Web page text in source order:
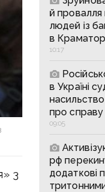
3
й провалля
людей із
в
10:17
в Україні
про справу
09:05
рф
додаткові